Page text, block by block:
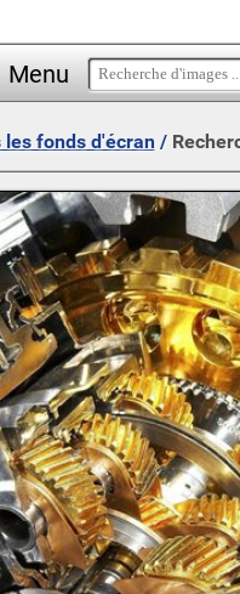
Menu
les fonds d'écran/